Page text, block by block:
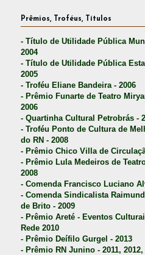
Prêmios, Troféus, Títulos
- Título de Utilidade Pública
2004
- Título de Utilidade Pública
2005
- Troféu Eliane Bandeira - 2006
- Prêmio Funarte de Teatro
2006
- Quartinha Cultural Petrobrás -
- Troféu Ponto de Cultura de
do RN - 2008
- Prêmio Chico Villa de
- Prêmio Lula Medeiros de
2008
- Comenda Francisco Luciano
- Comenda Sindicalista
de Brito - 2009
- Prêmio Areté - Eventos
Rede 2010
- Prêmio Deífilo Gurgel - 2013
- Prêmio RN Junino - 2011, 2012,